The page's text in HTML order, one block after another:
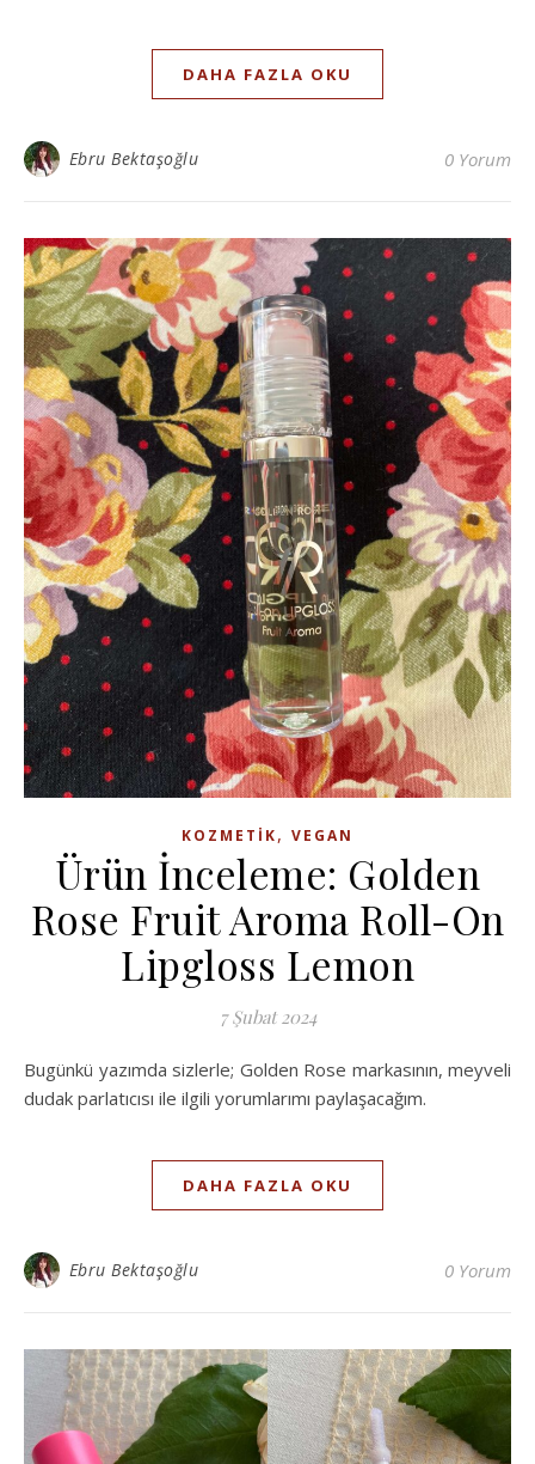
DAHA FAZLA OKU
Ebru Bektaşoğlu 0 Yorum
KOZMETIK, VEGAN
Ürün İnceleme: Golden
Rose Fruit Aroma Roll-On
Lipgloss Lemon
7 Şubat 2024
Bugünkü yazımda sizlerle; Golden Rose markasının, meyveli
dudak parlatıcısı ile ilgili yorumlarımı paylaşacağım.
DAHA FAZLA OKU
Ebru Bektaşoğlu 0 Yorum